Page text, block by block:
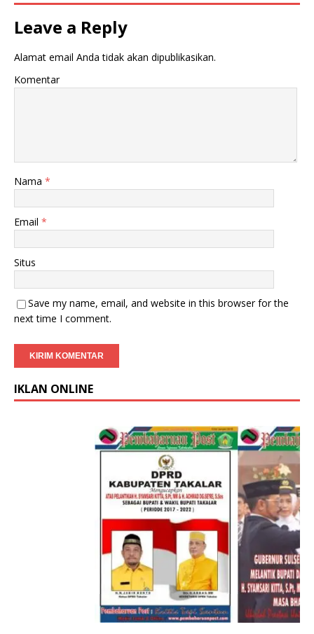
Leave a Reply
Alamat email Anda tidak akan dipublikasikan.
Komentar
Nama *
Email *
Situs
Save my name, email, and website in this browser for the
next time I comment.
IKLAN ONLINE